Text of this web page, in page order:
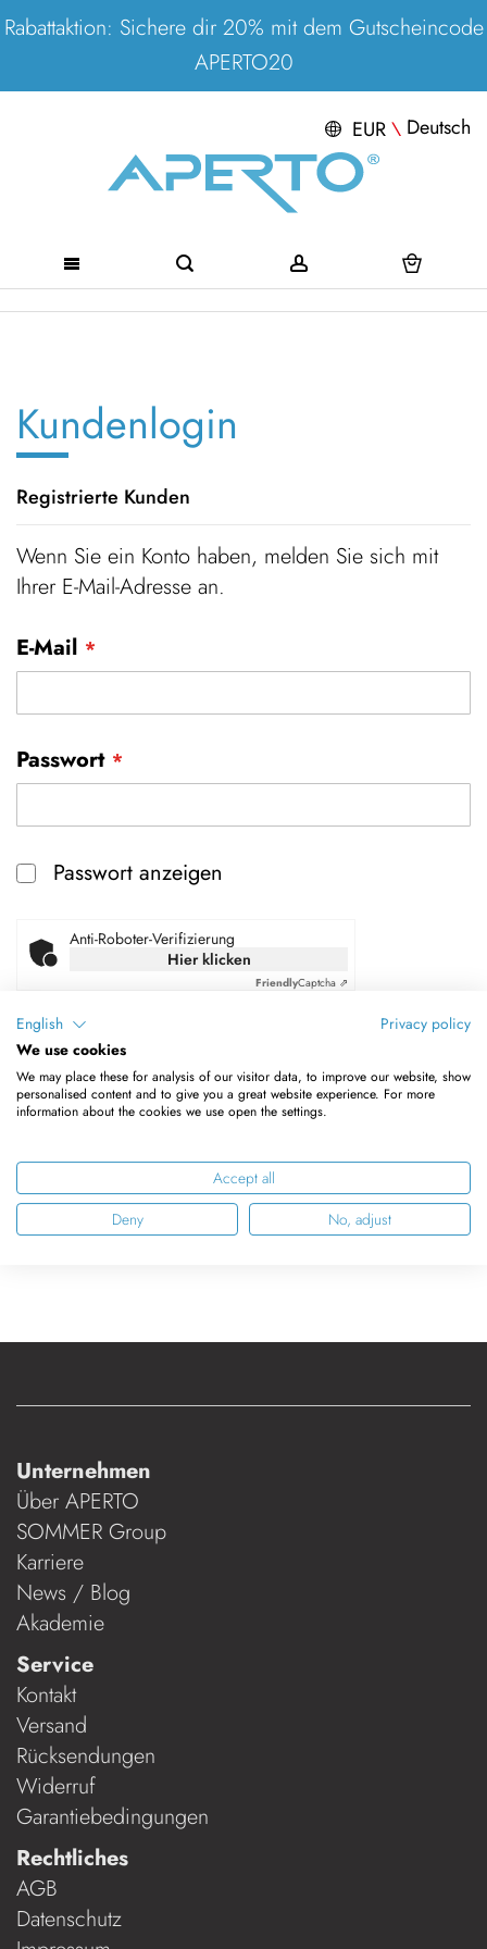
Rabattaktion: Sichere dir 20% mit dem Gutscheincode
APERTO20
EUR\ Deutsch
Direkt
Kundenlogin
Registrierte Kunden
Wenn Sie ein Konto haben, melden Sie sich mit
Ihrer E-Mail-Adresse an.
E-Mail
Passwort
Passwort anzeigen
Anti-Roboter-Verifizierung
Hier klicken
FriendlyCaptcha ⇗
Anmelden
Passwort zurücksetzen
Unternehmen
Über APERTO
SOMMER Group
Karriere
News / Blog
Akademie
Service
Kontakt
Versand
Rücksendungen
Widerruf
Garantiebedingungen
Rechtliches
AGB
Datenschutz
English
Privacy policy
We use cookies
We may place these for analysis of our visitor data, to improve our website, show
personalised content and to give you a great website experience. For more
information about the cookies we use open the settings.
Accept all
Deny
No, adjust